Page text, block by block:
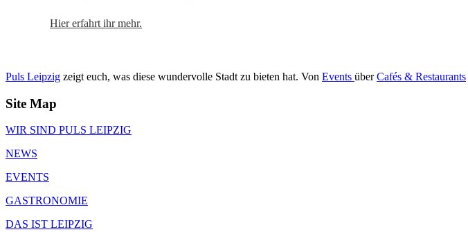
Hier erfahrt ihr mehr.
Puls Leipzig zeigt euch, was diese wundervolle Stadt zu bieten hat. Von Events überCafés & Restaurants
Site Map
WIR SIND PULS LEIPZIG
NEWS
EVENTS
GASTRONOMIE
DAS IST LEIPZIG